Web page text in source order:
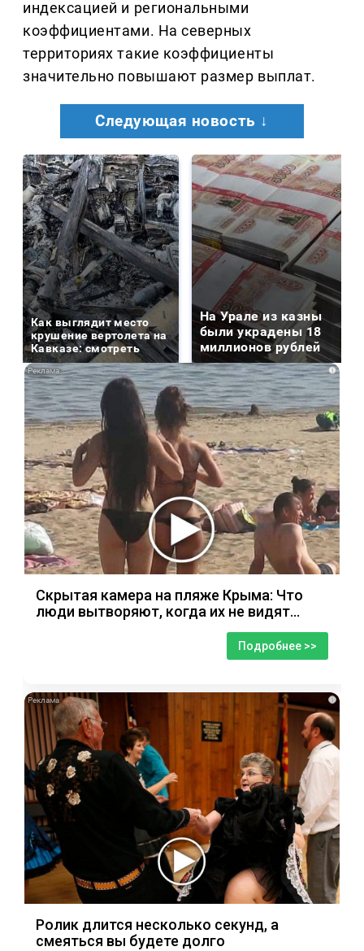
индексацией и региональными
коэффициентами. На северных
территориях такие коэффициенты
значительно повышают размер выплат.
Следующая новость ↓
Как выглядит место
крушение вертолета на
Кавказе: смотреть
На Урале из казны
были украдены 18
миллионов рублей
i
Скрытая камера на пляже Крыма: Что
люди вытворяют, когда их не видят...
Подробнее >>
i
Ролик длится несколько секунд, а
смеяться вы будете долго